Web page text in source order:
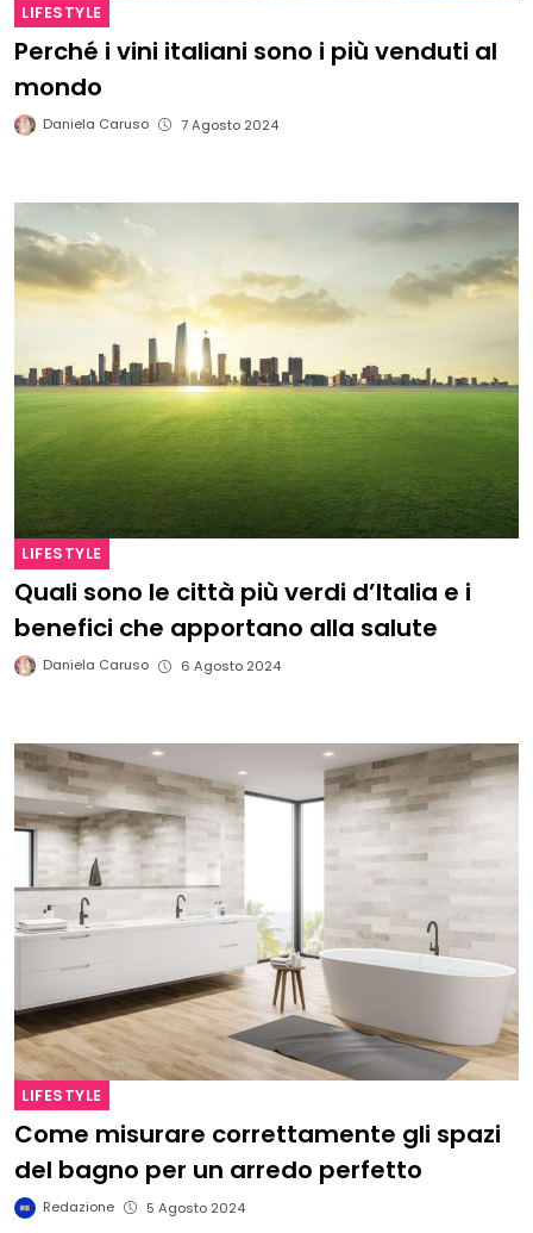
LIFESTYLE
Perché i vini italiani sono i più venduti al
mondo
Daniela Caruso 7 Agosto 2024
LIFESTYLE
Quali sono le città più verdi d’Italia e i
benefici che apportano alla salute
Daniela Caruso 6 Agosto 2024
LIFESTYLE
Come misurare correttamente gli spazi
del bagno per un arredo perfetto
Redazione 5 Agosto 2024